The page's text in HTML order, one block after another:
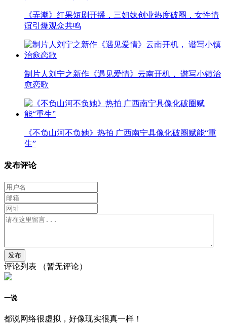
《弄潮》红果短剧开播，三姐妹创业热度破圈，女性情
谊引爆观众共鸣
制片人刘宁之新作《遇见爱情》云南开机， 谱写小镇治
愈恋歌
《不负山河不负她》热拍 广西南宁具像化破圈赋能“重
生”
发布评论
评论列表 （暂无评论）
一说
都说网络很虚拟，好像现实很真一样！